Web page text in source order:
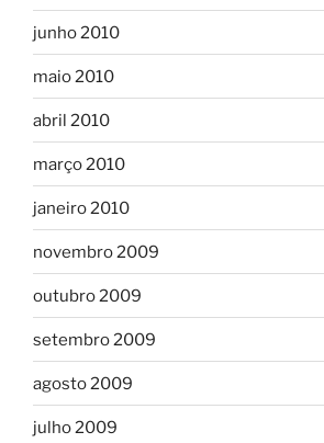
junho 2010
maio 2010
abril 2010
março 2010
janeiro 2010
novembro 2009
outubro 2009
setembro 2009
agosto 2009
julho 2009